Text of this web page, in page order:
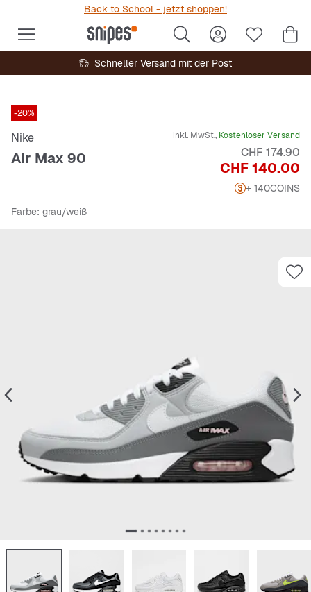
Back to School - jetzt shoppen!
Schneller Versand mit der Post
-20%
Nike
Air Max 90
inkl. MwSt., Kostenloser Versand
Preis
CHF 140.00
Originalpreis
CHF 174.90
+ 140COINS
Farbe: grau/weiß